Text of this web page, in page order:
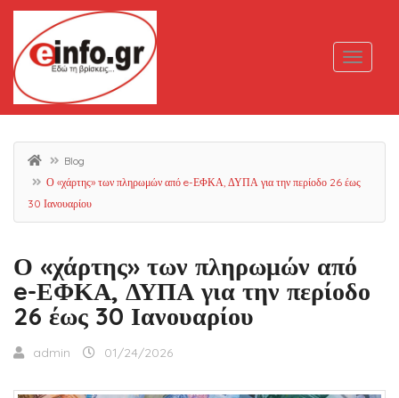
Blog
Ο «χάρτης» των πληρωμών από e-ΕΦΚΑ, ΔΥΠΑ για την περίοδο 26 έως
30 Ιανουαρίου
Ο «χάρτης» των πληρωμών από
e-ΕΦΚΑ, ΔΥΠΑ για την περίοδο
26 έως 30 Ιανουαρίου
admin 01/24/2026